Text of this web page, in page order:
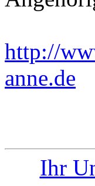
http://
anne.de
Ihr